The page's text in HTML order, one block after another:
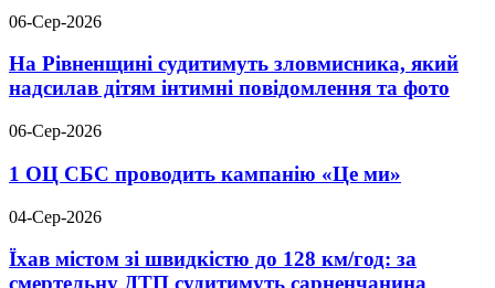
06-Сер-2026
На Рівненщині судитимуть зловмисника, який
надсилав дітям інтимні повідомлення та фото
06-Сер-2026
1 ОЦ СБС проводить кампанію «Це ми»
04-Сер-2026
Їхав містом зі швидкістю до 128 км/год: за
смертельну ДТП судитимуть сарненчанина